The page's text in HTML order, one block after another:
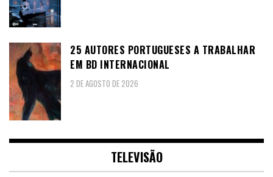
25 AUTORES PORTUGUESES A TRABALHAR
EM BD INTERNACIONAL
2 DE AGOSTO DE 2026
TELEVISÃO